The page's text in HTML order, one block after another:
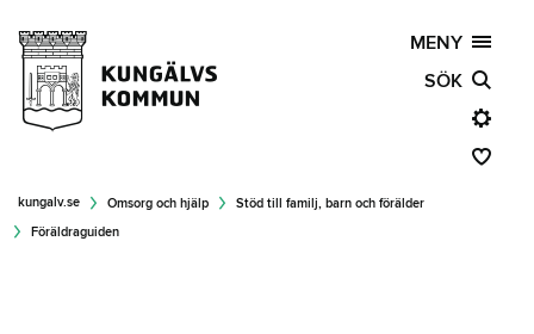
MENY
SÖK
kungalv.se Omsorg och hjälp
Stöd till familj, barn och förälder
Föräldraguiden